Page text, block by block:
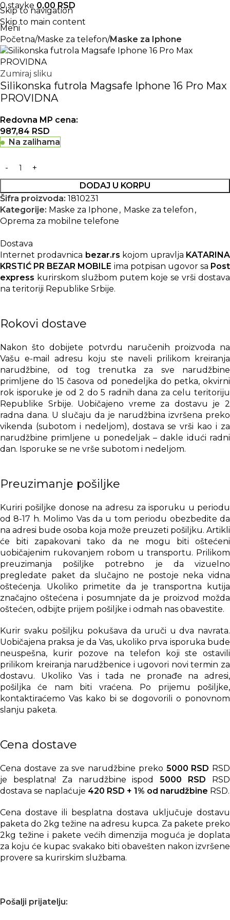
Skip to navigation
Skip to main content
0stavke 0,00 RSD
Meni
Početna Maske za telefon Maske za Iphone
Zumiraj sliku
Silikonska futrola Magsafe Iphone 16 Pro Max
PROVIDNA
Redovna MP cena:
987,84 RSD
Na zalihama
DODAJ U KORPU
Šifra proizvoda: 1810231
Kategorije: Maske za Iphone , Maske za telefon ,
Oprema za mobilne telefone
Dostava
Internet prodavnica bezar.rs kojom upravlja KATARINA
KRSTIĆ PR BEZAR MOBILE ima potpisan ugovor sa Post
express kurirskom službom putem koje se vrši dostava
na teritoriji Republike Srbije.
Rokovi dostave
Nakon što dobijete potvrdu naručenih proizvoda na
Vašu e-mail adresu koju ste naveli prilikom kreiranja
narudžbine, od tog trenutka za sve narudžbine
primljene do 15 časova od ponedeljka do petka, okvirni
rok isporuke je od 2 do 5 radnih dana za celu teritoriju
Republike Srbije. Uobičajeno vreme za dostavu je 2
radna dana. U slučaju da je narudžbina izvršena preko
vikenda (subotom i nedeljom), dostava se vrši kao i za
narudžbine primljene u ponedeljak – dakle idući radni
dan. Isporuke se ne vrše subotom i nedeljom.
Preuzimanje pošiljke
Kuriri pošiljke donose na adresu za isporuku u periodu
od 8-17 h. Molimo Vas da u tom periodu obezbedite da
na adresi bude osoba koja može preuzeti pošiljku. Artikli
će biti zapakovani tako da ne mogu biti oštećeni
uobičajenim rukovanjem robom u transportu. Prilikom
preuzimanja pošiljke potrebno je da vizuelno
pregledate paket da slučajno ne postoje neka vidna
oštećenja. Ukoliko primetite da je transportna kutija
značajno oštećena i posumnjate da je proizvod možda
oštećen, odbijte prijem pošiljke i odmah nas obavestite.
Kurir svaku pošiljku pokušava da uruči u dva navrata.
Uobičajena praksa je da Vas, ukoliko prva isporuka bude
neuspešna, kurir pozove na telefon koji ste ostavili
prilikom kreiranja narudžbenice i ugovori novi termin za
dostavu. Ukoliko Vas i tada ne pronađe na adresi,
pošiljka će nam biti vraćena. Po prijemu pošiljke,
kontaktiraćemo Vas kako bi se dogovorili o ponovnom
slanju paketa.
Cena dostave
Cena dostave za sve narudžbine preko 5000 RSD RSD
je besplatna! Za narudžbine ispod5000 RSD RSD
dostava se naplaćuje 420 RSD + 1% od narudžbine RSD.
Cena dostave ili besplatna dostava uključuje dostavu
paketa do 2kg težine na adresu kupca. Za pakete preko
2kg težine i pakete većih dimenzija moguća je doplata
za koju će kupac svakako biti obavešten nakon izvršene
provere sa kurirskim službama.
Pošalji prijatelju: